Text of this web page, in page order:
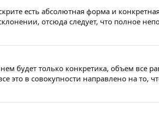
есть абсолютная форма и
отсюда следует, что полное
будет только конкретика, объем все
это в совокупности направлено на то,